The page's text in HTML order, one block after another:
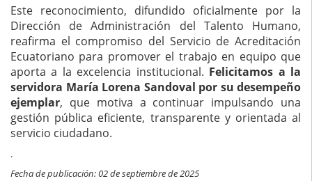
Este reconocimiento, difundido oficialmente por la
Dirección de Administración del Talento Humano,
reafirma el compromiso del Servicio de Acreditación
Ecuatoriano para promover el trabajo en equipo que
aporta a la excelencia institucional. Felicitamos a la
servidora María Lorena Sandoval por su desempeño
ejemplar, que motiva a continuar impulsando una
gestión pública eficiente, transparente y orientada al
servicio ciudadano.
.
Fecha de publicación: 02 de septiembre de 2025